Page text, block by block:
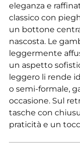
eleganza e
classico con
un bottone
nascosta. Le
leggermente
un aspetto
leggero li rende
o semi-formale,
occasione. Sul
tasche con
praticità e un